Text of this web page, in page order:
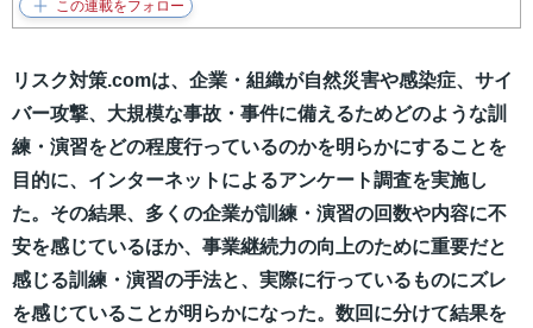
リスク対策.comは、企業・組織が自然災害や感染症、サイ
バー攻撃、大規模な事故・事件に備えるためどのような訓
練・演習をどの程度行っているのかを明らかにすることを
目的に、インターネットによるアンケート調査を実施し
た。その結果、多くの企業が訓練・演習の回数や内容に不
安を感じているほか、事業継続力の向上のために重要だと
感じる訓練・演習の手法と、実際に行っているものにズレ
を感じていることが明らかになった。数回に分けて結果を